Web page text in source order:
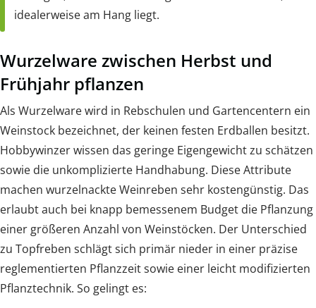
idealerweise am Hang liegt.
Wurzelware zwischen Herbst und
Frühjahr pflanzen
Als Wurzelware wird in Rebschulen und Gartencentern ein
Weinstock bezeichnet, der keinen festen Erdballen besitzt.
Hobbywinzer wissen das geringe Eigengewicht zu schätzen
sowie die unkomplizierte Handhabung. Diese Attribute
machen wurzelnackte Weinreben sehr kostengünstig. Das
erlaubt auch bei knapp bemessenem Budget die Pflanzung
einer größeren Anzahl von Weinstöcken. Der Unterschied
zu Topfreben schlägt sich primär nieder in einer präzise
reglementierten Pflanzzeit sowie einer leicht modifizierten
Pflanztechnik. So gelingt es: